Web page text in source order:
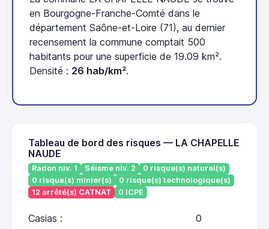
en Bourgogne-Franche-Comté dans le
département Saône-et-Loire (71), au dernier
recensement la commune comptait 500
habitants pour une superficie de 19.09 km².
Densité : 26 hab/km².
Tableau de bord des risques — LA CHAPELLE
NAUDE
Radon niv. 1 Séisme niv. 2
0 risque(s) naturel(s)
0 risque(s) minier(s)
0 risque(s) technologique(s)
12 arrêté(s) CATNAT
0 ICPE
Casias : 0